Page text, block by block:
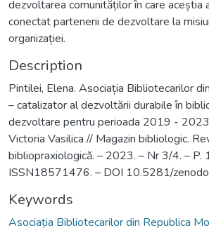
dezvoltarea comunităților în care aceștia
conectat partenerii de dezvoltare la
organizației.
Description
Pintilei, Elena. Asociația Bibliotecarilor
– catalizator al dezvoltării durabile în
dezvoltare pentru perioada 2019 -
Victoria Vasilica // Magazin bibliologic.
bibliopraxiologică. – 2023. – Nr 3/4. –
ISSN18571476. – DOI 10.5281/
Keywords
Asociația Bibliotecarilor din Republica